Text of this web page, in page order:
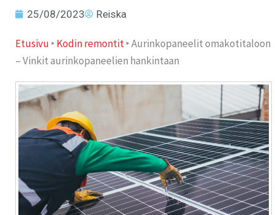
25/08/2023 Reiska
Etusivu ‣Kodin remontit‣Aurinkopaneelit omakotitaloon
– Vinkit aurinkopaneelien hankintaan